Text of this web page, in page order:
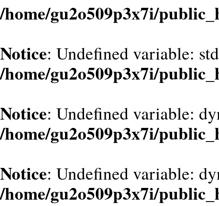
/home/gu2o509p3x7i/
Notice: Undefined variable:
/home/gu2o509p3x7i/
Notice: Undefined variable:
/home/gu2o509p3x7i/
Notice: Undefined variable:
/home/gu2o509p3x7i/